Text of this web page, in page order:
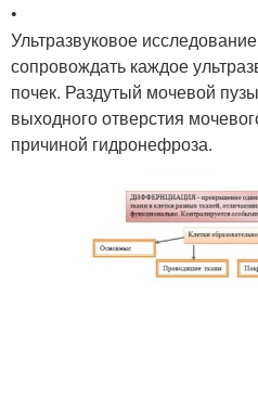
•
Ультразвуковое
сопровождать каждое
почек. Раздутый мочевой
выходного отверстия
причиной гидронефроза.